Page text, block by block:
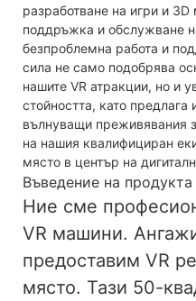
разработване на игри и
поддръжка и обслужване
безпроблемна работа и
сила не само подобрява
нашите VR атракции, но и
стойността, като
вълнуващи преживявания
на нашия квалифициран
място в център на
Въведение на продукта
Ние сме
VR машини.
предоставим VR
място. Тази 50-